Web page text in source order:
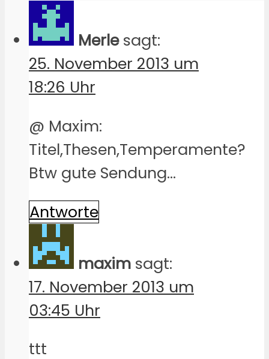
Merle sagt:
25. November 2013 um
18:26 Uhr
@ Maxim:
Titel,Thesen,Temperamente?
Btw gute Sendung…
Antworte
maxim sagt:
17. November 2013 um
03:45 Uhr
ttt